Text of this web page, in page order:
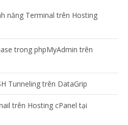
năng Terminal trên Hosting
trong phpMyAdmin trên
Tunneling trên DataGrip
trên Hosting cPanel tại